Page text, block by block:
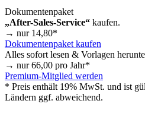
Dokumentenpaket
„After-Sales-Service“ kaufen.
→ nur 14,80*
Dokumentenpaket kaufen
Alles sofort lesen & Vorlagen
→ nur66,00 pro Jahr*
Premium-Mitglied werden
* Preis enthält 19% MwSt. und ist
Ländern ggf. abweichend.